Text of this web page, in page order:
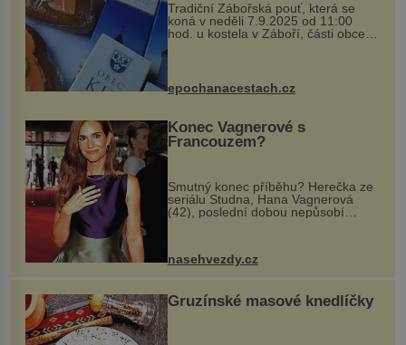
Tradiční Zábořská pouť, která se
koná v neděli 7.9.2025 od 11:00
hod. u kostela v Záboří, části obce
Kly u Mělníka. V programu naleznete
komentovanou prohlídku kostela,
epochanacestach.cz
Konec Vagnerové s
Francouzem?
Smutný konec příběhu? Herečka ze
seriálu Studna, Hana Vagnerová
(42), poslední dobou nepůsobí
nasehvezdy.cz
Gruzínské masové knedlíčky